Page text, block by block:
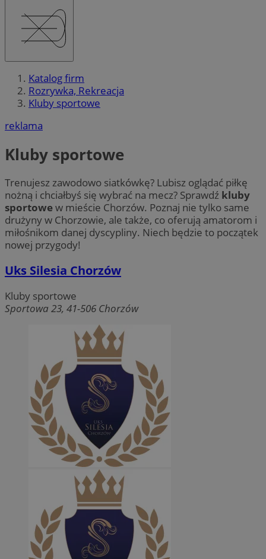
Katalog firm
Rozrywka, Rekreacja
Kluby sportowe
reklama
Kluby sportowe
Trenujesz zawodowo siatkówkę? Lubisz oglądać piłkę
nożną i chciałbyś się wybrać na mecz? Sprawdź kluby
sportowew mieście Chorzów. Poznaj nie tylko same
drużyny w Chorzowie, ale także, co oferują amatorom i
miłośnikom danej dyscypliny. Niech będzie to początek
nowej przygody!
Uks Silesia Chorzów
Kluby sportowe
Sportowa 23, 41-506 Chorzów